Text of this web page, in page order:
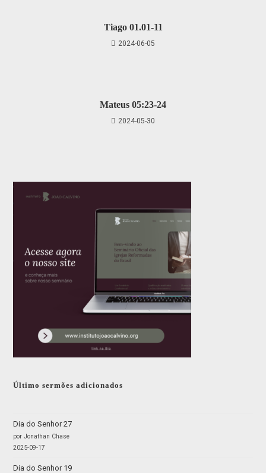
Tiago 01.01-11
2024-06-05
Mateus 05:23-24
2024-05-30
Último sermões adicionados
Dia do Senhor 27
por Jonathan Chase
2025-09-17
Dia do Senhor 19